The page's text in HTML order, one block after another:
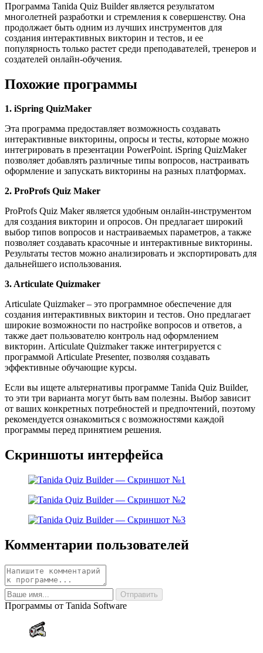
Программа Tanida Quiz Builder является результатом
многолетней разработки и стремления к совершенству. Она
продолжает быть одним из лучших инструментов для
создания интерактивных викторин и тестов, и ее
популярность только растет среди преподавателей, тренеров и
создателей онлайн-обучения.
Похожие программы
1. iSpring QuizMaker
Эта программа предоставляет возможность создавать
интерактивные викторины, опросы и тесты, которые можно
интегрировать в презентации PowerPoint. iSpring QuizMaker
позволяет добавлять различные типы вопросов, настраивать
оформление и запускать викторины на разных платформах.
2. ProProfs Quiz Maker
ProProfs Quiz Maker является удобным онлайн-инструментом
для создания викторин и опросов. Он предлагает широкий
выбор типов вопросов и настраиваемых параметров, а также
позволяет создавать красочные и интерактивные викторины.
Результаты тестов можно анализировать и экспортировать для
дальнейшего использования.
3. Articulate Quizmaker
Articulate Quizmaker – это программное обеспечение для
создания интерактивных викторин и тестов. Оно предлагает
широкие возможности по настройке вопросов и ответов, а
также дает пользователю контроль над оформлением
викторин. Articulate Quizmaker также интегрируется с
программой Articulate Presenter, позволяя создавать
эффективные обучающие курсы.
Если вы ищете альтернативы программе Tanida Quiz Builder,
то эти три варианта могут быть вам полезны. Выбор зависит
от ваших конкретных потребностей и предпочтений, поэтому
рекомендуется ознакомиться с возможностями каждой
программы перед принятием решения.
Скриншоты интерфейса
Комментарии пользователей
Программы от Tanida Software